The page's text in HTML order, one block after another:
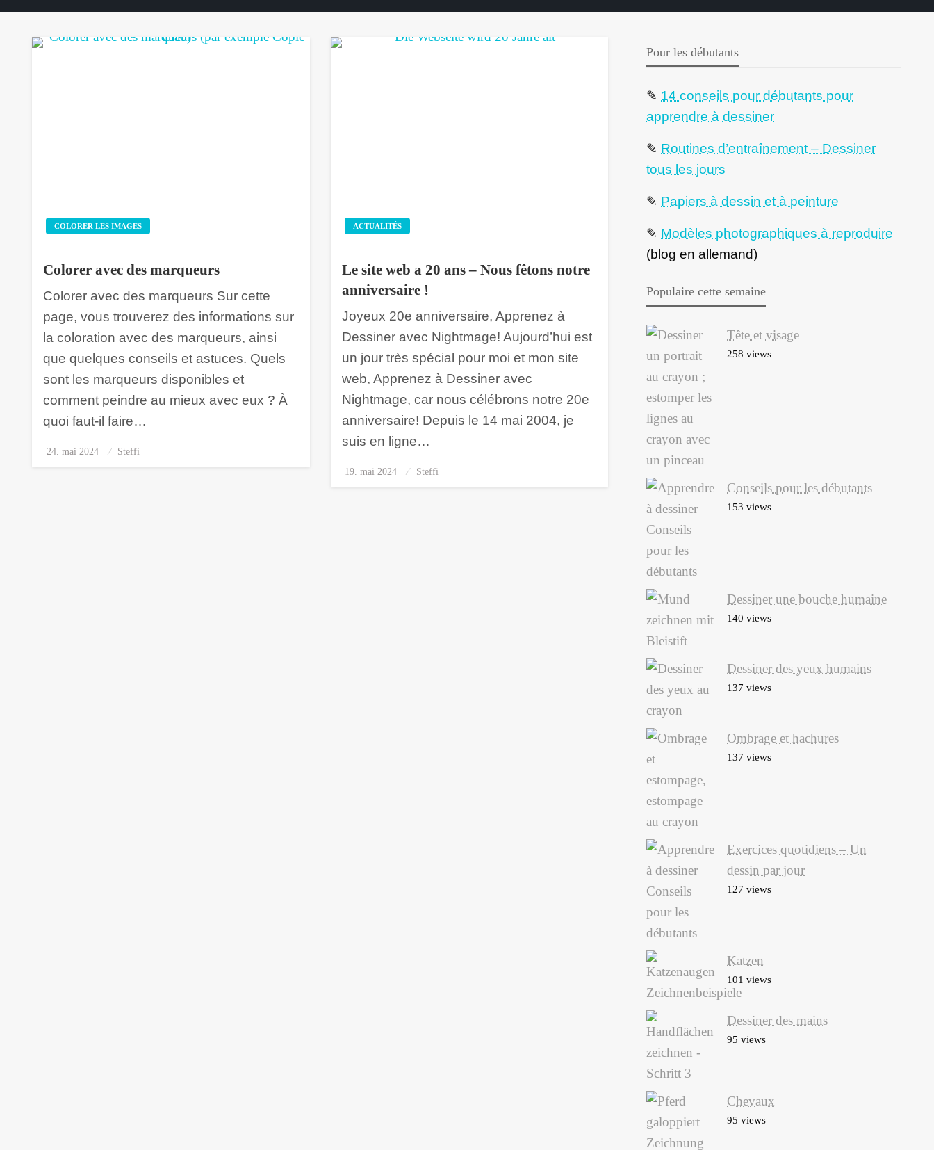
COLORER LES IMAGES
Colorer avec des marqueurs
Colorer avec des marqueurs Sur cette
page, vous trouverez des informations sur
la coloration avec des marqueurs, ainsi
que quelques conseils et astuces. Quels
sont les marqueurs disponibles et
comment peindre au mieux avec eux ? À
quoi faut-il faire…
Posted
on
24. mai 2024 Steffi
ACTUALITÉS
Le site web a 20 ans – Nous fêtons notre
anniversaire !
Joyeux 20e anniversaire, Apprenez à
Dessiner avec Nightmage! Aujourd’hui est
un jour très spécial pour moi et mon site
web, Apprenez à Dessiner avec
Nightmage, car nous célébrons notre 20e
anniversaire! Depuis le 14 mai 2004, je
suis en ligne…
Posted
on
19. mai 2024 Steffi
Pour les débutants
✎ 14 conseils pour débutants pour
apprendre à dessiner
✎ Routines d’entraînement – Dessiner
tous les jours
✎ Papiers à dessin et à peinture
✎ Modèles photographiques à reproduire
(blog en allemand)
Populaire cette semaine
Tête et visage
258 views
Conseils pour les débutants
153 views
Dessiner une bouche humaine
140 views
Dessiner des yeux humains
137 views
Ombrage et hachures
137 views
Exercices quotidiens – Un
dessin par jour
127 views
Katzen
101 views
Dessiner des mains
95 views
Chevaux
95 views